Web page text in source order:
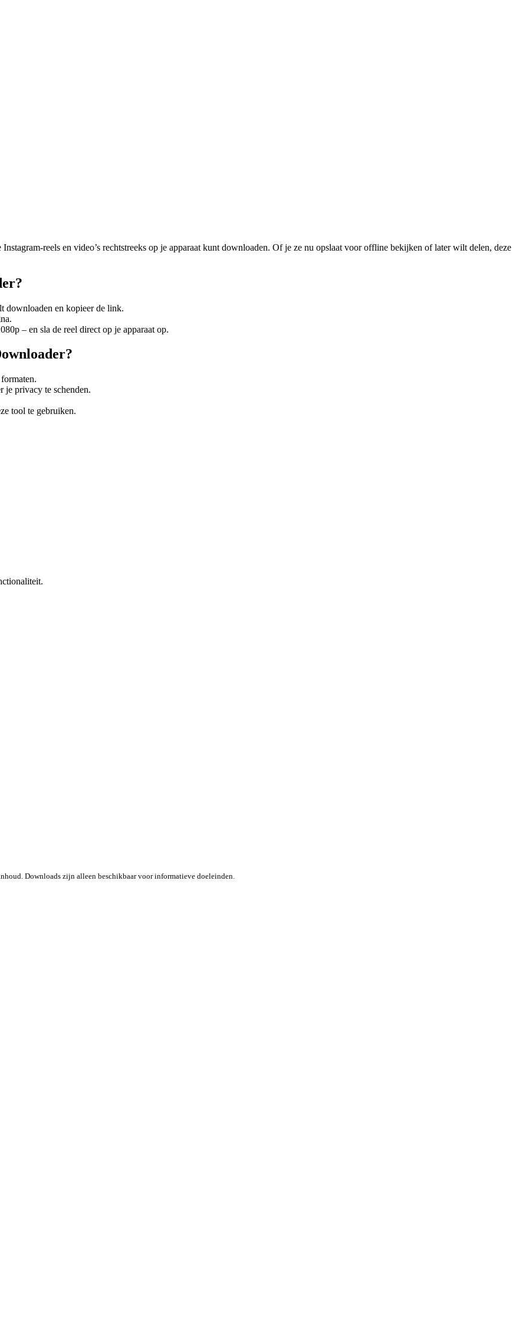
reels en video’s rechtstreeks op je apparaat kunt downloaden. Of je ze nu opslaat voor offline bekijken of later wilt delen, deze
downloaden en kopieer de link.
– en sla de reel direct op je apparaat op.
je privacy te schenden.
tool te gebruiken.
Downloads zijn alleen beschikbaar voor informatieve doeleinden.